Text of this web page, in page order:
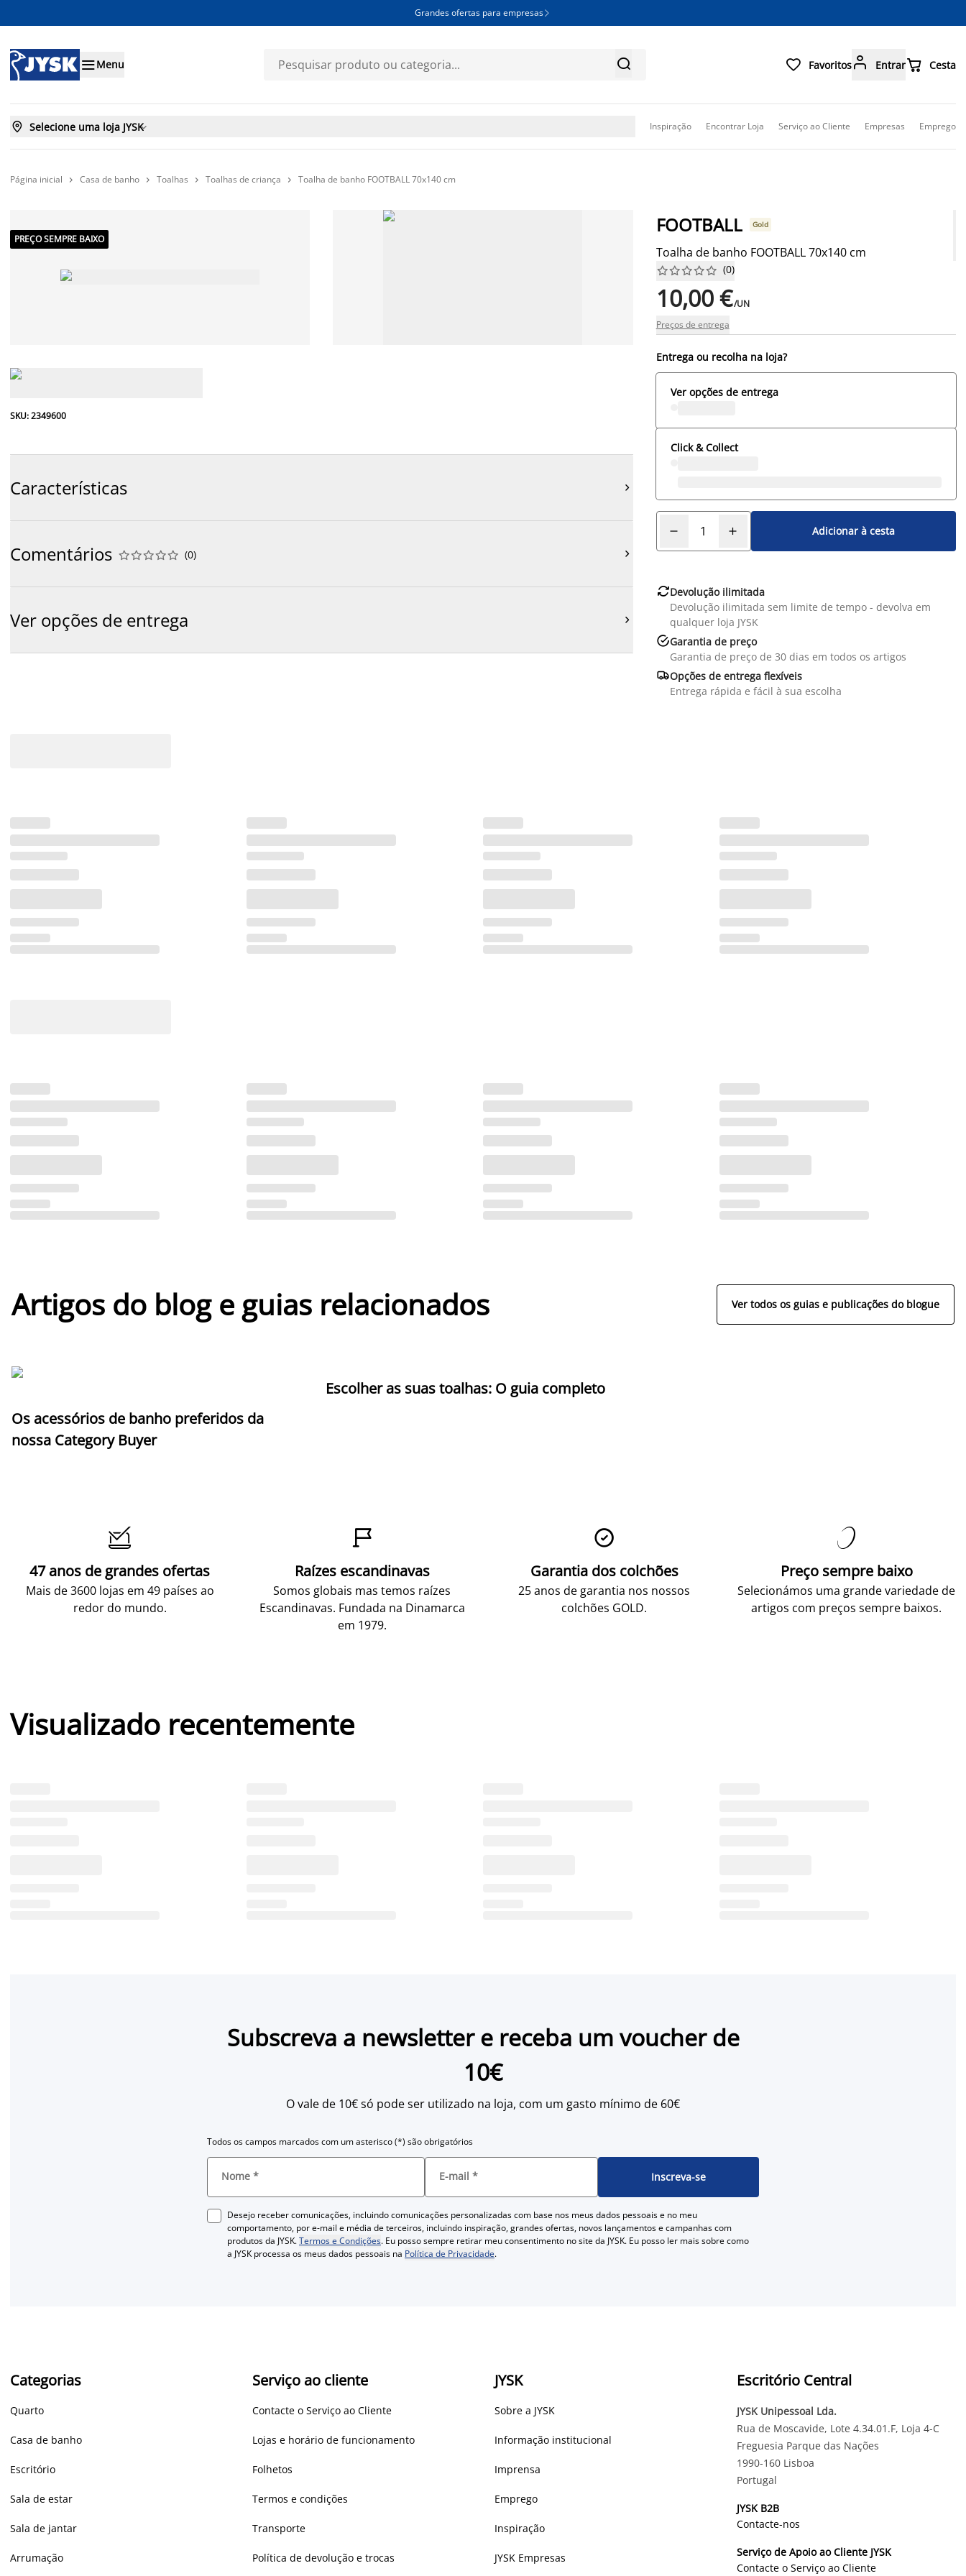
Grandes ofertas para empresas 
Menu   Favoritos Entrar Cesta
 Selecione uma loja JYSK Inspiração Encontrar Loja Serviço ao Cliente Empresas Emprego
Página inicial  Casa de banho  Toalhas  Toalhas de criança  Toalha de banho FOOTBALL 70x140 cm
PREÇO SEMPRE BAIXO
SKU: 2349600
Características 
Comentários 




 (0) 
Ver opções de entrega 
FOOTBALL Gold
Toalha de banho FOOTBALL 70x140 cm





 (0)
10,00 €/UN
Preços de entrega
Entrega ou recolha na loja?
Ver opções de entrega
Click & Collect
Adicionar à cesta
Devolução ilimitada
Devolução ilimitada sem limite de tempo - devolva em
qualquer loja JYSK
Garantia de preço
Garantia de preço de 30 dias em todos os artigos
Opções de entrega flexíveis
Entrega rápida e fácil à sua escolha
Artigos do blog e guias relacionados Ver todos os guias e publicações do blogue
Os acessórios de banho preferidos da
nossa Category Buyer
Escolher as suas toalhas: O guia completo

47 anos de grandes ofertas
Mais de 3600 lojas em 49 países ao
redor do mundo.

Raízes escandinavas
Somos globais mas temos raízes
Escandinavas. Fundada na Dinamarca
em 1979.

Garantia dos colchões
25 anos de garantia nos nossos
colchões GOLD.

Preço sempre baixo
Selecionámos uma grande variedade de
artigos com preços sempre baixos.
Visualizado recentemente
Subscreva a newsletter e receba um voucher de
10€
O vale de 10€ só pode ser utilizado na loja, com um gasto mínimo de 60€
Todos os campos marcados com um asterisco (*) são obrigatórios
Nome * E-mail * Inscreva-se
Desejo receber comunicações, incluindo comunicações personalizadas com base nos meus dados pessoais e no meu
comportamento, por e-mail e média de terceiros, incluindo inspiração, grandes ofertas, novos lançamentos e campanhas com
produtos da JYSK.Termos e Condições. Eu posso sempre retirar meu consentimento no site da JYSK. Eu posso ler mais sobre como
a JYSK processa os meus dados pessoais na Política de Privacidade.
Categorias
Quarto
Casa de banho
Escritório
Sala de estar
Sala de jantar
Arrumação
Serviço ao cliente
Contacte o Serviço ao Cliente
Lojas e horário de funcionamento
Folhetos
Termos e condições
Transporte
Política de devolução e trocas
JYSK
Sobre a JYSK
Informação institucional
Imprensa
Emprego
Inspiração
JYSK Empresas
Escritório Central
JYSK Unipessoal Lda.
Rua de Moscavide, Lote 4.34.01.F, Loja 4-C
Freguesia Parque das Nações
1990-160 Lisboa
Portugal
JYSK B2B
Contacte-nos
Serviço de Apoio ao Cliente JYSK
Contacte o Serviço ao Cliente